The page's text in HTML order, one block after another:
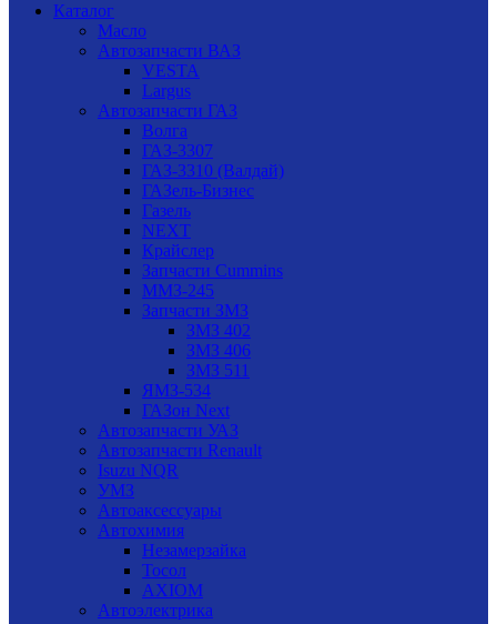
Каталог
Масло
Автозапчасти ВАЗ
VESTA
Largus
Автозапчасти ГАЗ
Волга
ГАЗ-3307
ГАЗ-3310 (Валдай)
ГАЗель-Бизнес
Газель
NEXT
Крайслер
Запчасти Cummins
ММЗ-245
Запчасти ЗМЗ
ЗМЗ 402
ЗМЗ 406
ЗМЗ 511
ЯМЗ-534
ГАЗон Next
Автозапчасти УАЗ
Автозапчасти Renault
Isuzu NQR
УМЗ
Автоаксессуары
Автохимия
Незамерзайка
Тосол
AXIOM
Автоэлектрика